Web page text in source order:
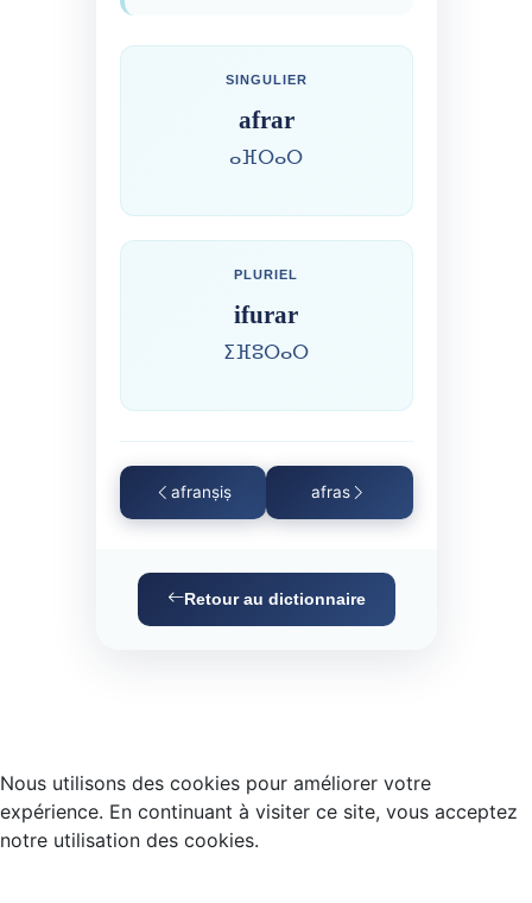
SINGULIER
afrar
ⴰⴼⵔⴰⵔ
PLURIEL
ifurar
ⵉⴼⵓⵔⴰⵔ
afranṣiṣ afras
Retour au dictionnaire
Nous utilisons des cookies pour améliorer votre
expérience. En continuant à visiter ce site, vous acceptez
notre utilisation des cookies.